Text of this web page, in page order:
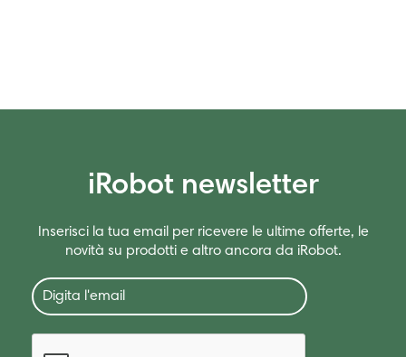
iRobot newsletter
Inserisci la tua email per ricevere le ultime offerte, le
novità su prodotti e altro ancora da iRobot.